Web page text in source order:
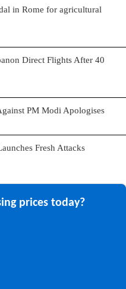
in Rome for agricultural
Direct Flights After 40
PM Modi Apologises
Fresh Attacks
prices today?